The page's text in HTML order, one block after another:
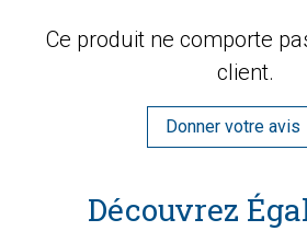
Ce produit ne comporte
client.
Donner votre avis
Découvrez